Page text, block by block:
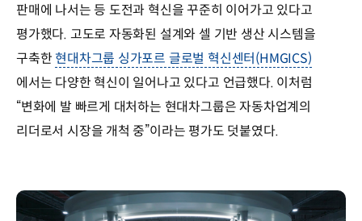
판매에 나서는 등 도전과 혁신을 꾸준히 이어가고 있다고
평가했다. 고도로 자동화된 설계와 셀 기반 생산 시스템을
구축한 현대차그룹 싱가포르 글로벌 혁신센터(HMGICS)
에서는 다양한 혁신이 일어나고 있다고 언급했다. 이처럼
“변화에 발 빠르게 대처하는 현대차그룹은 자동차업계의
리더로서 시장을 개척 중”이라는 평가도 덧붙였다.